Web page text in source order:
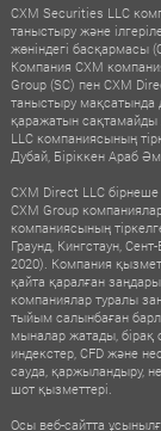
CXM Securities LLC
таныстыру және
жөніндегі басқармасы
Компания CXM
Group (SC) пен CXM
таныстыру мақсатында
қаражатын
LLC компаниясының
Дубай, Біріккен Араб
CXM Direct LLC
CXM Group
компаниясының
Граунд, Кингстаун,
2020). Компания
қайта қаралған
компаниялар туралы
тыйым салынбаған
мыналар жатады, бірақ
индекстер, CFD және
сауда, қаржыландыру,
шот қызметтері.
Осы веб-сайтта